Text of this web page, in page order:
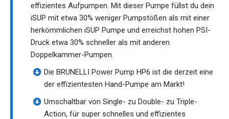
effizientes Aufpumpen. Mit dieser Pumpe füllst du dein
iSUP mit etwa 30% weniger Pumpstößen als mit einer
herkömmlichen iSUP Pumpe und erreichst hohen PSI-
Druck etwa 30% schneller als mit anderen
Doppelkammer-Pumpen.
Die BRUNELLI Power Pump HP6 ist die derzeit eine
der effizientesten Hand-Pumpe am Markt!
Umschaltbar von Single- zu Double- zu Triple-
Action, für super schnelles und effizientes